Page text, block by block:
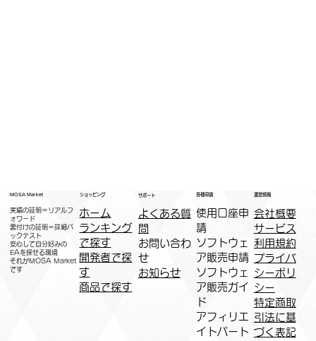
MOSA Market
実績の証明＝リアルフ
ォワード
裏付けの証明＝詳細バ
ックテスト
安心して自分好みの
EAを探せる環境
​それがMOSA Market
です
ショッピング
ホーム
ランキング
で探す
開発者で探
す
商品で探す
サポート
よくある質
問
お問い合わ
せ
お知らせ
各種申請
​使用口座申
請
ソフトウェ
ア販売申請
ソフトウェ
ア販売ガイ
ド
アフィリエ
イトパート
運営情報
会社概要
サービス
利用規約
プライバ
シーポリ
シー
特定商取
引法に基
づく表記